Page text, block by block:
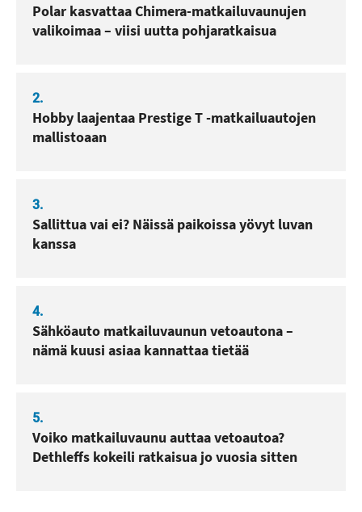
Polar kasvattaa Chimera-matkailuvaunujen
valikoimaa – viisi uutta pohjaratkaisua
2.
Hobby laajentaa Prestige T -matkailuautojen
mallistoaan
3.
Sallittua vai ei? Näissä paikoissa yövyt luvan
kanssa
4.
Sähköauto matkailuvaunun vetoautona –
nämä kuusi asiaa kannattaa tietää
5.
Voiko matkailuvaunu auttaa vetoautoa?
Dethleffs kokeili ratkaisua jo vuosia sitten